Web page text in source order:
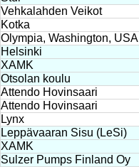
Vehkalahden Veikot
Kotka
Olympia, Washington, USA
Helsinki
XAMK
Otsolan koulu
Attendo Hovinsaari
Attendo Hovinsaari
Lynx
Leppävaaran Sisu (LeSi)
XAMK
Sulzer Pumps Finland Oy